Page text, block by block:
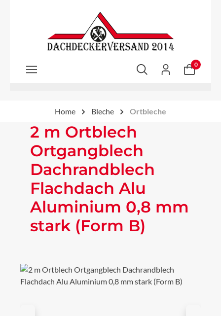
Zum Hauptinhalt springen
0
Home Bleche Ortbleche
2 m Ortblech
Ortgangblech
Dachrandblech
Flachdach Alu
Aluminium 0,8 mm
stark (Form B)
Bildergalerie überspringen